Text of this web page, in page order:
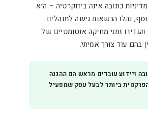
כתובה אינה בירוקרטיה – היא
נהלו הרשאות גישה למנהלים
זמני מחיקה אוטומטיים של
בהם עוד צורך אמיתי.
ויידוע עובדים מראש הם ההגנה
ביותר לבעל עסק שמפעיל